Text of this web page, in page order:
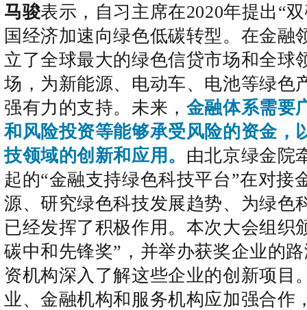
马骏表示，自习主席在2020年提出“
国经济加速向绿色低碳转型。在金融
立了全球最大的绿色信贷市场和全球
场，为新能源、电动车、电池等绿色
强有力的支持。未来， 金融体系需要
和风险投资等能够承受风险的资金，
技领域的创新和应用。 由北京绿金院
起的“金融支持绿色科技平台”在对接
源、研究绿色科技发展趋势、为绿色
已经发挥了积极作用。本次大会组织
碳中和先锋奖”，并举办获奖企业的
资机构深入了解这些企业的创新项目
业、金融机构和服务机构应加强合作